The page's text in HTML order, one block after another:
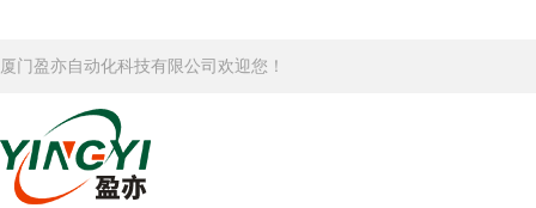
厦门盈亦自动化科技有限公司欢迎您！